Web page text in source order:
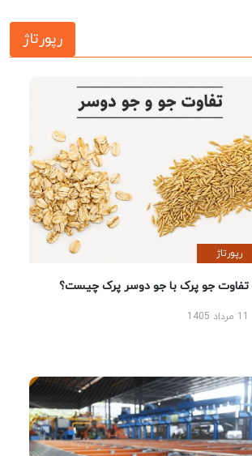
رپورتاژ
رپورتاژ
تفاوت جو پرک با جو دوسر پرک چیست؟